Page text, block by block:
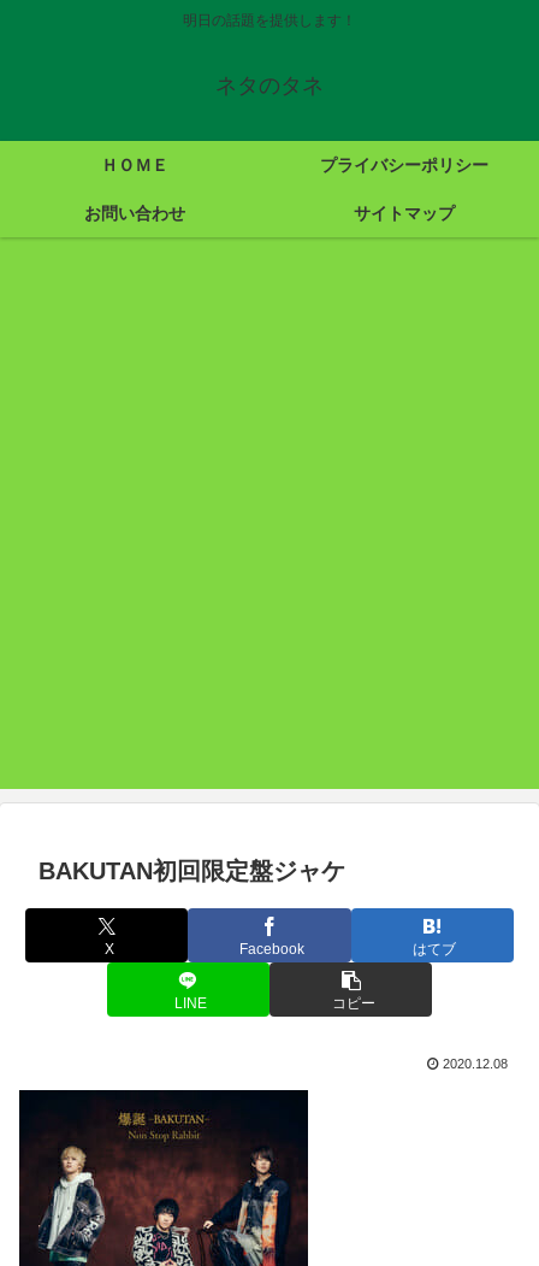
明日の話題を提供します！
ネタのタネ
ＨＯＭＥ プライバシーポリシー
お問い合わせ サイトマップ
BAKUTAN初回限定盤ジャケ
X Facebook はてブ
LINE コピー
2020.12.08